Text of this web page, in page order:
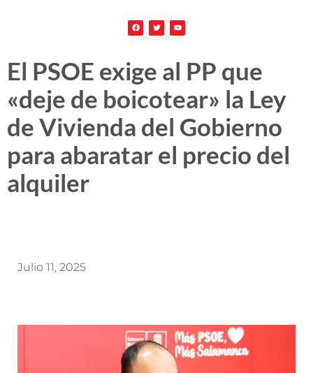
El PSOE exige al PP que
«deje de boicotear» la Ley
de Vivienda del Gobierno
para abaratar el precio del
alquiler
Julio 11, 2025